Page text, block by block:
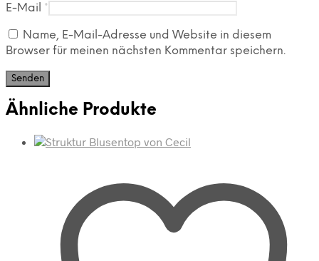
E-Mail *
Name, E-Mail-Adresse und Website in diesem
Browser für meinen nächsten Kommentar speichern.
Ähnliche Produkte